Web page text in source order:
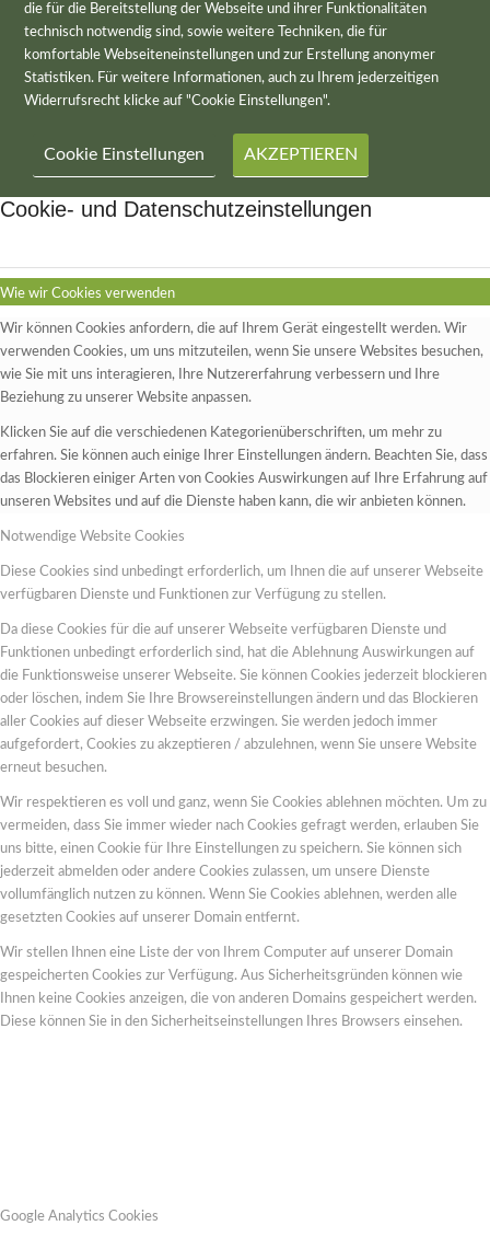
die für die Bereitstellung der Webseite und ihrer Funktionalitäten
technisch notwendig sind, sowie weitere Techniken, die für
komfortable Webseiteneinstellungen und zur Erstellung anonymer
Statistiken. Für weitere Informationen, auch zu Ihrem jederzeitigen
Widerrufsrecht klicke auf "Cookie Einstellungen".
Cookie Einstellungen AKZEPTIEREN
Cookie- und Datenschutzeinstellungen
Wie wir Cookies verwenden
Wir können Cookies anfordern, die auf Ihrem Gerät eingestellt werden. Wir
verwenden Cookies, um uns mitzuteilen, wenn Sie unsere Websites besuchen,
wie Sie mit uns interagieren, Ihre Nutzererfahrung verbessern und Ihre
Beziehung zu unserer Website anpassen.
Klicken Sie auf die verschiedenen Kategorienüberschriften, um mehr zu
erfahren. Sie können auch einige Ihrer Einstellungen ändern. Beachten Sie, dass
das Blockieren einiger Arten von Cookies Auswirkungen auf Ihre Erfahrung auf
unseren Websites und auf die Dienste haben kann, die wir anbieten können.
Notwendige Website Cookies
Diese Cookies sind unbedingt erforderlich, um Ihnen die auf unserer Webseite
verfügbaren Dienste und Funktionen zur Verfügung zu stellen.
Da diese Cookies für die auf unserer Webseite verfügbaren Dienste und
Funktionen unbedingt erforderlich sind, hat die Ablehnung Auswirkungen auf
die Funktionsweise unserer Webseite. Sie können Cookies jederzeit blockieren
oder löschen, indem Sie Ihre Browsereinstellungen ändern und das Blockieren
aller Cookies auf dieser Webseite erzwingen. Sie werden jedoch immer
aufgefordert, Cookies zu akzeptieren / abzulehnen, wenn Sie unsere Website
erneut besuchen.
Wir respektieren es voll und ganz, wenn Sie Cookies ablehnen möchten. Um zu
vermeiden, dass Sie immer wieder nach Cookies gefragt werden, erlauben Sie
uns bitte, einen Cookie für Ihre Einstellungen zu speichern. Sie können sich
jederzeit abmelden oder andere Cookies zulassen, um unsere Dienste
vollumfänglich nutzen zu können. Wenn Sie Cookies ablehnen, werden alle
gesetzten Cookies auf unserer Domain entfernt.
Wir stellen Ihnen eine Liste der von Ihrem Computer auf unserer Domain
gespeicherten Cookies zur Verfügung. Aus Sicherheitsgründen können wie
Ihnen keine Cookies anzeigen, die von anderen Domains gespeichert werden.
Diese können Sie in den Sicherheitseinstellungen Ihres Browsers einsehen.
Google Analytics Cookies